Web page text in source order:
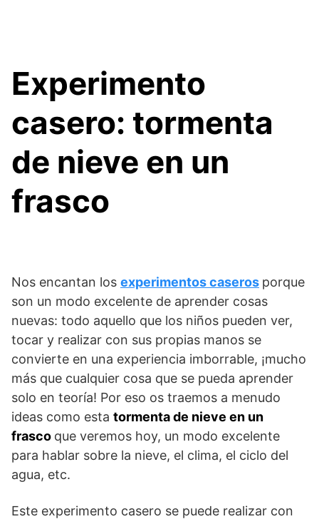
Experimento
casero: tormenta
de nieve en un
frasco
Nos encantan los experimentos caseros porque
son un modo excelente de aprender cosas
nuevas: todo aquello que los niños pueden ver,
tocar y realizar con sus propias manos se
convierte en una experiencia imborrable, ¡mucho
más que cualquier cosa que se pueda aprender
solo en teoría! Por eso os traemos a menudo
ideas como esta tormenta de nieve en un
frasco que veremos hoy, un modo excelente
para hablar sobre la nieve, el clima, el ciclo del
agua, etc.
Este experimento casero se puede realizar con